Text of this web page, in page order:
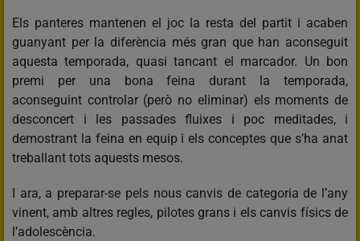
Els panteres mantenen el joc la resta del partit i acaben
guanyant per la diferència més gran que han aconseguit
aquesta temporada, quasi tancant el marcador. Un bon
premi per una bona feina durant la temporada,
aconseguint controlar (però no eliminar) els moments de
desconcert i les passades fluixes i poc meditades, i
demostrant la feina en equip i els conceptes que s’ha anat
treballant tots aquests mesos.
I ara, a preparar-se pels nous canvis de categoria de l’any
vinent, amb altres regles, pilotes grans i els canvis físics de
l’adolescència.